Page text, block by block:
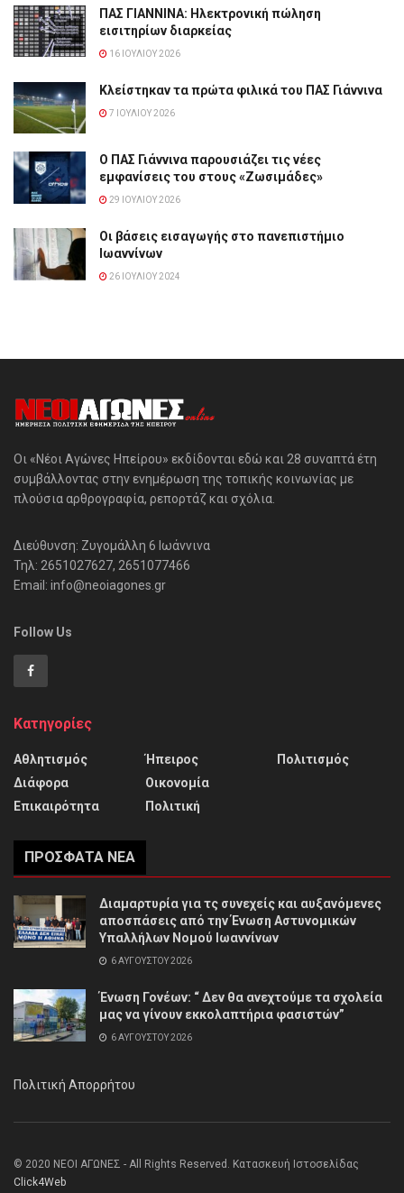
ΠΑΣ ΓΙΑΝΝΙΝΑ: Hλεκτρονική πώληση
εισιτηρίων διαρκείας
16 ΙΟΥΛΊΟΥ 2026
Κλείστηκαν τα πρώτα φιλικά του ΠΑΣ Γιάννινα
7 ΙΟΥΛΊΟΥ 2026
Ο ΠΑΣ Γιάννινα παρουσιάζει τις νέες
εμφανίσεις του στους «Ζωσιμάδες»
29 ΙΟΥΛΊΟΥ 2026
Οι βάσεις εισαγωγής στο πανεπιστήμιο
Ιωαννίνων
26 ΙΟΥΛΊΟΥ 2024
Οι «Νέοι Αγώνες Ηπείρου» εκδίδονται εδώ και 28 συναπτά έτη
συμβάλλοντας στην ενημέρωση της τοπικής κοινωνίας με
πλούσια αρθρογραφία, ρεπορτάζ και σχόλια.
Διεύθυνση: Ζυγομάλλη 6 Ιωάννινα
Τηλ: 2651027627, 2651077466
Email: info@neoiagones.gr
Follow Us
Κατηγορίες
Αθλητισμός
Διάφορα
Επικαιρότητα
Ήπειρος
Οικονομία
Πολιτική
Πολιτισμός
ΠΡΌΣΦΑΤΑ ΝΈΑ
Διαμαρτυρία για τς συνεχείς και αυξανόμενες
αποσπάσεις από την Ένωση Αστυνομικών
Υπαλλήλων Νομού Ιωαννίνων
6 ΑΥΓΟΎΣΤΟΥ 2026
Ένωση Γονέων: “ Δεν θα ανεχτούμε τα σχολεία
μας να γίνουν εκκολαπτήρια φασιστών”
6 ΑΥΓΟΎΣΤΟΥ 2026
Πολιτική Απορρήτου
© 2020 ΝΕΟΙ ΑΓΩΝΕΣ - All Rights Reserved. Κατασκευή Ιστοσελίδας
Click4Web